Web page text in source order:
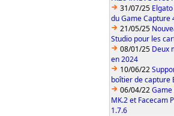
31/07/25
du Game Capture
21/05/25
Studio pour les
08/01/25 Deux
en 2024
10/06/22
boîtier de capture
06/04/22Game
MK.2 et Facecam
1.7.6